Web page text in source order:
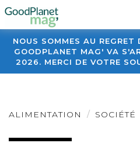
NOUS SOMMES AU REGRET
GOODPLANET MAG' VA
2026. MERCI DE VOTRE
ALIMENTATION SOCIÉTÉ